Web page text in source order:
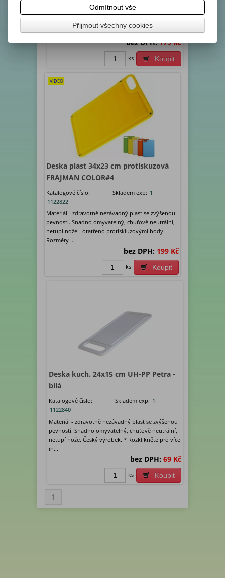
Materiál - zdravotně nezávadný plast se zvýšenou
pevností. Snadno omyvatelný, chuťově neutrální,
netupí nože. Rozměry v cm : délka 34 šířka 23 síla
de...
bez DPH: 179 Kč
Koupit
ks
VIDEO
Deska plast 34x23 cm protiskuzová
FRAJMAN COLOR#4
Katalogové číslo:
1122822
Skladem exp: 1
Materiál - zdravotně nezávadný plast se zvýšenou
pevností. Snadno omyvatelný, chuťově neutrální,
netupí nože - otatřeno protiskluzovými body.
Rozměry ...
bez DPH: 199 Kč
Koupit
ks
Deska kuch. 24x15 cm UH-PP Petra -
bílá
Katalogové číslo:
1122840
Skladem exp: 1
Materiál - zdravotně nezávadný plast se zvýšenou
pevností. Snadno omyvatelný, chuťově neutrální,
netupí nože. Český výrobek. * Rozklikněte pro více
in...
bez DPH: 69 Kč
Koupit
ks
1
Odmítnout vše
Přijmout všechny cookies